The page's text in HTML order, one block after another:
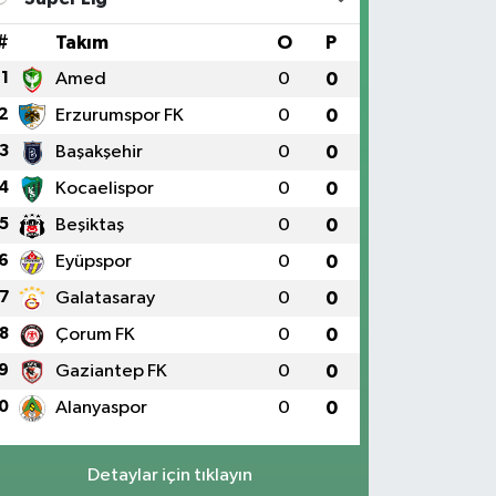
Takım O P
1 Amed 0 0
Erzurumspor FK 0 0
3 Başakşehir 0 0
Kocaelispor 0 0
5 Beşiktaş 0 0
Eyüpspor 0 0
7 Galatasaray 0 0
8 Çorum FK 0 0
Gaziantep FK 0 0
Alanyaspor 0 0
Detaylar için tıklayın